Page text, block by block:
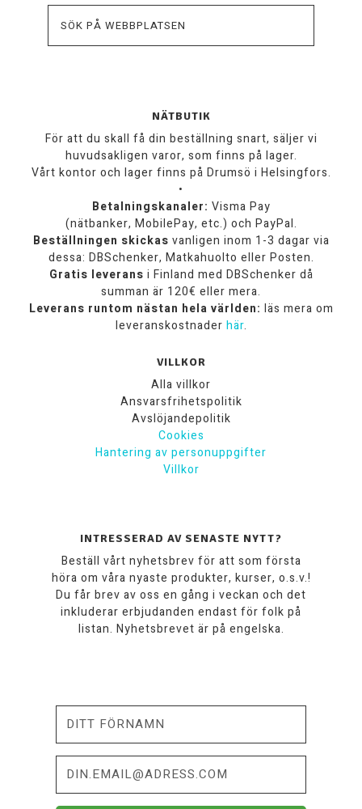
NÄTBUTIK
För att du skall få din beställning snart, säljer vi
huvudsakligen varor, som finns på lager.
Vårt kontor och lager finns på Drumsö i Helsingfors.
•
Betalningskanaler: Visma Pay
(nätbanker, MobilePay, etc.) och PayPal.
Beställningen skickas vanligen inom 1-3 dagar via
dessa: DBSchenker, Matkahuolto eller Posten.
Gratis leverans i Finland med DBSchenker då
summan är 120€ eller mera.
Leverans runtom nästan hela världen: läs mera om
leveranskostnader här.
VILLKOR
Alla villkor
Ansvarsfrihetspolitik
Avslöjandepolitik
Cookies
Hantering av personuppgifter
Villkor
INTRESSERAD AV SENASTE NYTT?
Beställ vårt nyhetsbrev för att som första
höra om våra nyaste produkter, kurser, o.s.v.!
Du får brev av oss en gång i veckan och det
inkluderar erbjudanden endast för folk på
listan. Nyhetsbrevet är på engelska.